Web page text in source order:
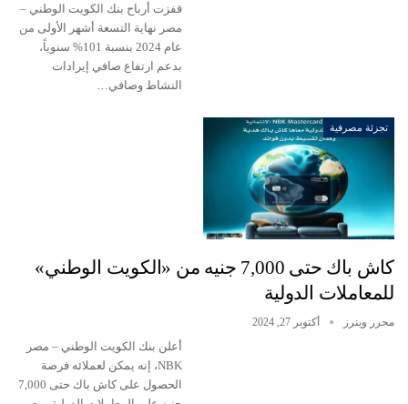
قفزت أرباح بنك الكويت الوطني –
مصر نهاية التسعة أشهر الأولى من
عام 2024 بنسبة 101% سنوياً،
بدعم ارتفاع صافي إيرادات
النشاط وصافي…
تجزئة مصرفية
كاش باك حتى 7,000 جنيه من «الكويت الوطني»
للمعاملات الدولية
محرر وينرز أكتوبر 27, 2024
أعلن بنك الكويت الوطني – مصر
NBK، إنه يمكن لعملائه فرصة
الحصول على كاش باك حتى 7,000